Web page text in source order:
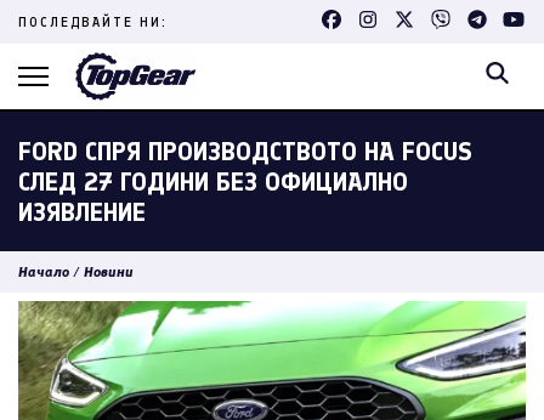
Skip
content
ПОСЛЕДВАЙТЕ НИ:
FORD СПРЯ ПРОИЗВОДСТВОТО НА FOCUS
СЛЕД 27 ГОДИНИ БЕЗ ОФИЦИАЛНО
ИЗЯВЛЕНИЕ
Начало / Новини